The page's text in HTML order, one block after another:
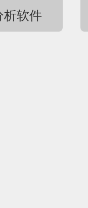
软件